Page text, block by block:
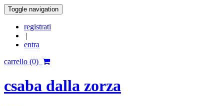
Toggle navigation
registrati
|
entra
carrello (0)
csaba dalla zorza